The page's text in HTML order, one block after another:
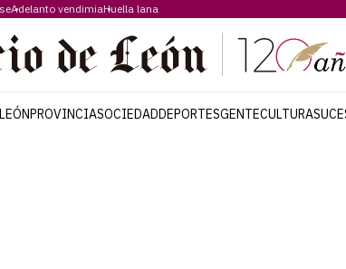
Adelanto vendimiaHuella lana
LEÓNPROVINCIASOCIEDADDEPORTESGENTECULTURA